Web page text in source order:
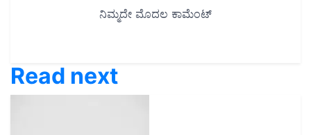
Read next